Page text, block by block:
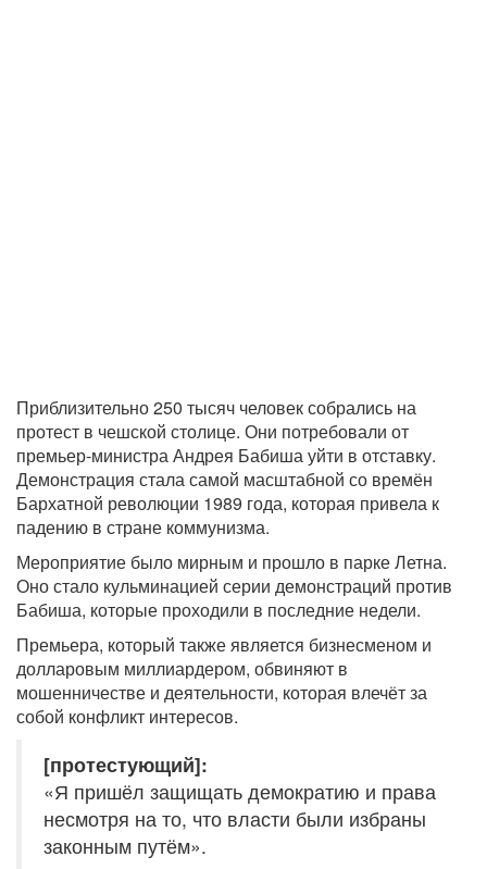
Приблизительно 250 тысяч человек собрались на
протест в чешской столице. Они потребовали от
премьер-министра Андрея Бабиша уйти в отставку.
Демонстрация стала самой масштабной со времён
Бархатной революции 1989 года, которая привела к
падению в стране коммунизма.
Мероприятие было мирным и прошло в парке Летна.
Оно стало кульминацией серии демонстраций против
Бабиша, которые проходили в последние недели.
Премьера, который также является бизнесменом и
долларовым миллиардером, обвиняют в
мошенничестве и деятельности, которая влечёт за
собой конфликт интересов.
[протестующий]:
«Я пришёл защищать демократию и права
несмотря на то, что власти были избраны
законным путём».